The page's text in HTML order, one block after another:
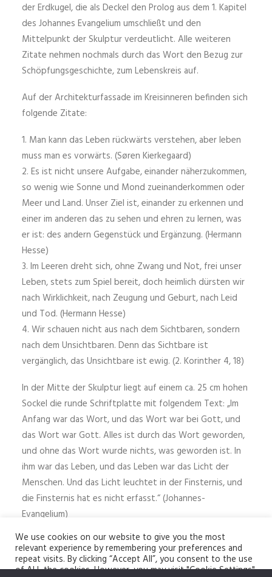
der Erdkugel, die als Deckel den Prolog aus dem 1. Kapitel
des Johannes Evangelium umschließt und den
Mittelpunkt der Skulptur verdeutlicht. Alle weiteren
Zitate nehmen nochmals durch das Wort den Bezug zur
Schöpfungsgeschichte, zum Lebenskreis auf.
Auf der Architekturfassade im Kreisinneren befinden sich
folgende Zitate:
1. Man kann das Leben rückwärts verstehen, aber leben
muss man es vorwärts. (Søren Kierkegaard)
2. Es ist nicht unsere Aufgabe, einander näherzukommen,
so wenig wie Sonne und Mond zueinanderkommen oder
Meer und Land. Unser Ziel ist, einander zu erkennen und
einer im anderen das zu sehen und ehren zu lernen, was
er ist: des andern Gegenstück und Ergänzung. (Hermann
Hesse)
3. Im Leeren dreht sich, ohne Zwang und Not, frei unser
Leben, stets zum Spiel bereit, doch heimlich dürsten wir
nach Wirklichkeit, nach Zeugung und Geburt, nach Leid
und Tod. (Hermann Hesse)
4. Wir schauen nicht aus nach dem Sichtbaren, sondern
nach dem Unsichtbaren. Denn das Sichtbare ist
vergänglich, das Unsichtbare ist ewig. (2. Korinther 4, 18)
In der Mitte der Skulptur liegt auf einem ca. 25 cm hohen
Sockel die runde Schriftplatte mit folgendem Text: „Im
Anfang war das Wort, und das Wort war bei Gott, und
das Wort war Gott. Alles ist durch das Wort geworden,
und ohne das Wort wurde nichts, was geworden ist. In
ihm war das Leben, und das Leben war das Licht der
Menschen. Und das Licht leuchtet in der Finsternis, und
die Finsternis hat es nicht erfasst.“ (Johannes-
Evangelium)
We use cookies on our website to give you the most
relevant experience by remembering your preferences and
repeat visits. By clicking “Accept All”, you consent to the use
of ALL the cookies. However, you may visit "Cookie Settings"